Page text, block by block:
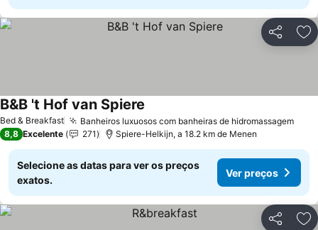
Partilhar
Bed & Breakfast Banheiros luxuosos com banheiras de hidromassagemVer
B&B 't Hof van Spiere
8,8 Excelente 271 Spiere-Helkijn, a 18.2 km de Menen
Selecione as datas para ver os preços
exatos.
Ver preços
Partilhar